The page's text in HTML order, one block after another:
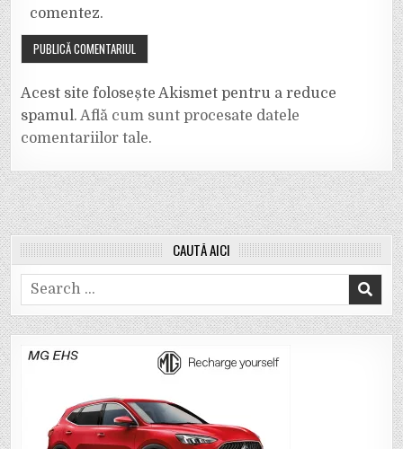
comentez.
Acest site folosește Akismet pentru a reduce
spamul.Află cum sunt procesate datele
comentariilor tale.
CAUTĂ AICI
Search
for: